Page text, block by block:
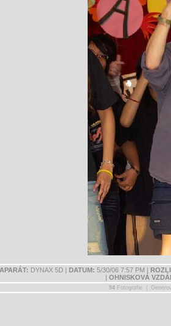
DYNAX 5D | DATUM: 5/30/06 7:57 PM |
| OHNISKOVÁ
94Fotografie |